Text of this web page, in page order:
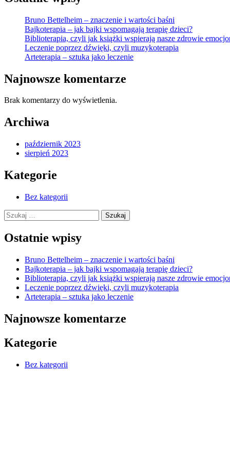
Bruno Bettelheim – znaczenie i wartości baśni
Bajkoterapia – jak bajki wspomagają terapię dzieci?
Biblioterapia, czyli jak książki wspierają nasze zdrowie
Leczenie poprzez dźwięki, czyli muzykoterapia
Arteterapia – sztuka jako leczenie
Najnowsze komentarze
Brak komentarzy do wyświetlenia.
Archiwa
październik 2023
sierpień 2023
Kategorie
Bez kategorii
Szukaj:
Ostatnie wpisy
Bruno Bettelheim – znaczenie i wartości baśni
Bajkoterapia – jak bajki wspomagają terapię dzieci?
Biblioterapia, czyli jak książki wspierają nasze zdrowie
Leczenie poprzez dźwięki, czyli muzykoterapia
Arteterapia – sztuka jako leczenie
Najnowsze komentarze
Kategorie
Bez kategorii